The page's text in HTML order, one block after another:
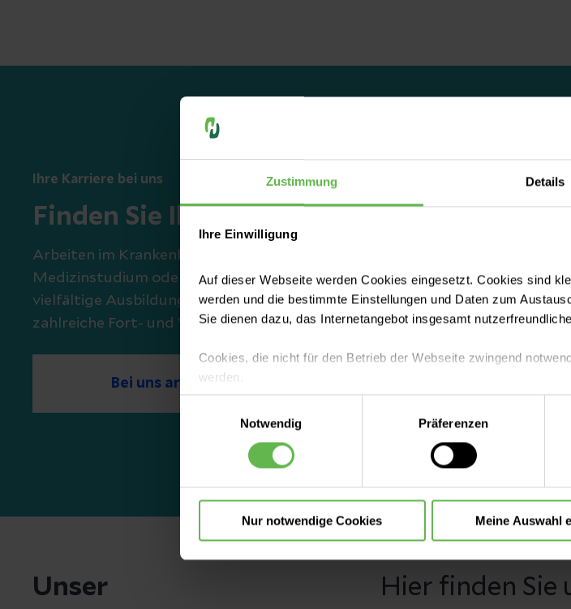
Zustimmung Details
Ihre Einwilligung
Auf dieser Webseite werden Cookies eingesetzt. Cookies sind
werden und die bestimmte Einstellungen und Daten zum
Sie dienen dazu, das Internetangebot insgesamt
Cookies, die nicht für den Betrieb der Webseite zwingend
werden.
Es steht Ihnen frei, unsere Seite mit nur den notwendigen
nicht notwendigen Cookies zu treffen oder durch Auswahl von
einzuwilligen. Ihre Auswahlentscheidung können Sie jederzeit
Notwendig
Präferenzen
Nur notwendige Cookies Meine Auswahl
Ihre Karriere bei uns
Finden Sie Ihren #Herzensjob
Arbeiten im Krankenhaus ist viel mehr als nur
Medizinstudium oder Krankenpflege. Wir bieten Ihnen
vielfältige Ausbildungsmöglichkeiten, Praktika und
zahlreiche Fort- und Weiterbildungsmöglichkeiten.
Bei uns arbeiten
Unser
Hier finden